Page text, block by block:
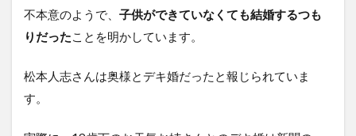
不本意のようで、 子供ができていなくても結婚するつも
りだった ことを明かしています。
松本人志さんは奥様とデキ婚だったと報じられていま
す。